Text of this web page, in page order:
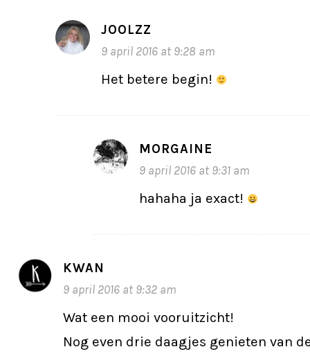
JOOLZZ
9 april 2016 at 9:28 am
Het betere begin!
MORGAINE
9 april 2016 at 9:31 am
hahaha ja exact!
KWAN
9 april 2016 at 9:32 am
Wat een mooi vooruitzicht!
Nog even drie daagjes genieten van